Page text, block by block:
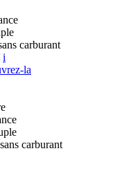
carburant
i
la
carburant